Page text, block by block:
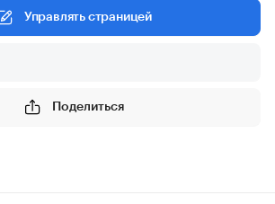
Управлять страницей
Поделиться